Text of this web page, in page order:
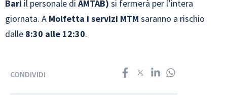
Bari il personale di AMTAB) si fermerà per l’intera
giornata. A Molfetta i servizi MTM saranno a rischio
dalle 8:30 alle 12:30.
CONDIVIDI